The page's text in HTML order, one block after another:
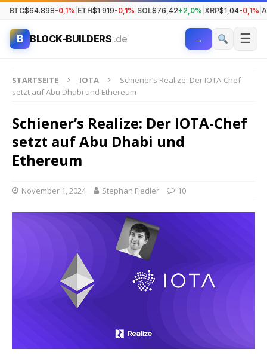
BTC$64.898-0,1% ETH$1.919-0,1% SOL$76,42+2,0% XRP$1,04-0,1%
B BLOCK-BUILDERS .de → ☰
STARTSEITE IOTA
Schiener’s Realize: Der IOTA-Chef
setzt auf Abu Dhabi und Ethereum
Schiener’s Realize: Der IOTA-Chef
setzt auf Abu Dhabi und
Ethereum
November 1, 2024 Stephan Fiedler 10